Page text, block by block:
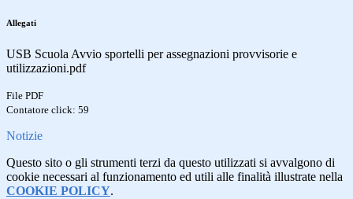
Allegati
USB Scuola Avvio sportelli per assegnazioni provvisorie e
utilizzazioni.pdf
File PDF
Contatore click: 59
Notizie
Questo sito o gli strumenti terzi da questo utilizzati si avvalgono di
cookie necessari al funzionamento ed utili alle finalità illustrate nella
COOKIE POLICY.